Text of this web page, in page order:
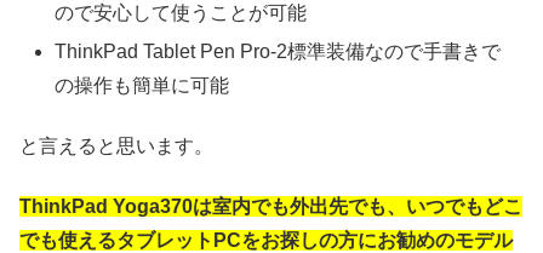
ので安心して使うことが可能
ThinkPad Tablet Pen Pro-2標準装備なので手書きで
の操作も簡単に可能
と言えると思います。
ThinkPad Yoga370は室内でも外出先でも、いつでもどこ
でも使えるタブレットPCをお探しの方にお勧めのモデル